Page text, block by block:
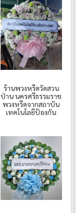
ร้านพวงหรีดวัดสวน
ป่าน นครศรีธรรมราช
พวงหรีดจากสถาบัน
เทคโนโลยีป้องกัน